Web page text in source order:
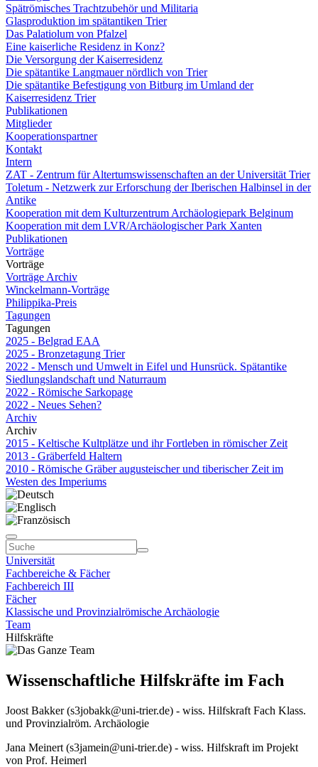
Spätrömisches Trachtzubehör und Militaria
Glasproduktion im spätantiken Trier
Das Palatiolum von Pfalzel
Eine kaiserliche Residenz in Konz?
Die Versorgung der Kaiserresidenz
Die spätantike Langmauer nördlich von Trier
Die spätantike Befestigung von Bitburg im Umland der
Kaiserresidenz Trier
Publikationen
Mitglieder
Kooperationspartner
Kontakt
Intern
ZAT - Zentrum für Altertumswissenschaften an der Universität Trier
Toletum - Netzwerk zur Erforschung der Iberischen Halbinsel in der
Antike
Kooperation mit dem Kulturzentrum Archäologiepark Belginum
Kooperation mit dem LVR/Archäologischer Park Xanten
Publikationen
Vorträge
Vorträge
Vorträge Archiv
Winckelmann-Vorträge
Philippika-Preis
Tagungen
Tagungen
2025 - Belgrad EAA
2025 - Bronzetagung Trier
2022 - Mensch und Umwelt in Eifel und Hunsrück. Spätantike
Siedlungslandschaft und Naturraum
2022 - Römische Sarkopage
2022 - Neues Sehen?
Archiv
Archiv
2015 - Keltische Kultplätze und ihr Fortleben in römischer Zeit
2013 - Gräberfeld Haltern
2010 - Römische Gräber augusteischer und tiberischer Zeit im
Westen des Imperiums
Universität
Fachbereiche & Fächer
Fachbereich III
Fächer
Klassische und Provinzialrömische Archäologie
Team
Hilfskräfte
Wissenschaftliche Hilfskräfte im Fach
Joost Bakker (s3jobakk@uni-trier.de) - wiss. Hilfskraft Fach Klass.
und Provinzialröm. Archäologie
Jana Meinert (s3jamein@uni-trier.de) - wiss. Hilfskraft im Projekt
von Prof. Heimerl